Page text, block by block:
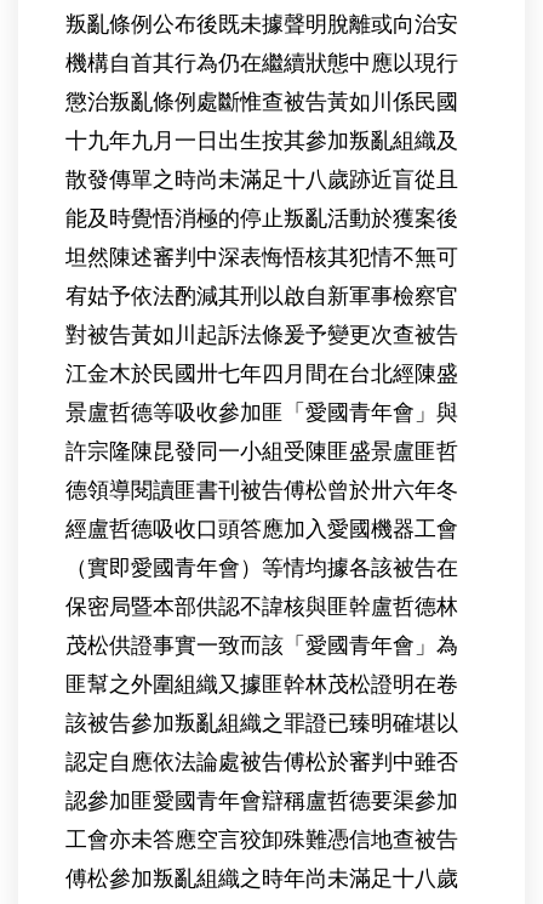
叛亂條例公布後既未據聲明脫離或向治安
機構自首其行為仍在繼續狀態中應以現行
懲治叛亂條例處斷惟查被告黃如川係民國
十九年九月一日出生按其參加叛亂組織及
散發傳單之時尚未滿足十八歲跡近盲從且
能及時覺悟消極的停止叛亂活動於獲案後
坦然陳述審判中深表悔悟核其犯情不無可
宥姑予依法酌減其刑以啟自新軍事檢察官
對被告黃如川起訴法條爰予變更次查被告
江金木於民國卅七年四月間在台北經陳盛
景盧哲德等吸收參加匪「愛國青年會」與
許宗隆陳昆發同一小組受陳匪盛景盧匪哲
德領導閱讀匪書刊被告傅松曾於卅六年冬
經盧哲德吸收口頭答應加入愛國機器工會
（實即愛國青年會）等情均據各該被告在
保密局暨本部供認不諱核與匪幹盧哲德林
茂松供證事實一致而該「愛國青年會」為
匪幫之外圍組織又據匪幹林茂松證明在卷
該被告參加叛亂組織之罪證已臻明確堪以
認定自應依法論處被告傅松於審判中雖否
認參加匪愛國青年會辯稱盧哲德要渠參加
工會亦未答應空言狡卸殊難憑信地查被告
傅松參加叛亂組織之時年尚未滿足十八歲